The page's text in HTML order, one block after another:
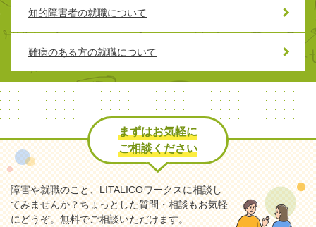
知的障害者の就職について
難病のある方の就職について
まずはお気軽に
ご相談ください
障害や就職のこと、LITALICOワークスに相談し
てみませんか？ちょっとした質問・相談もお気軽
にどうぞ。無料でご相談いただけます。